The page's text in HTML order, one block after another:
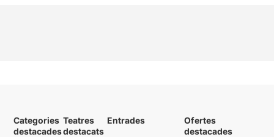
Categories
destacades
Teatres
destacats
Entrades
Ofertes
destacades